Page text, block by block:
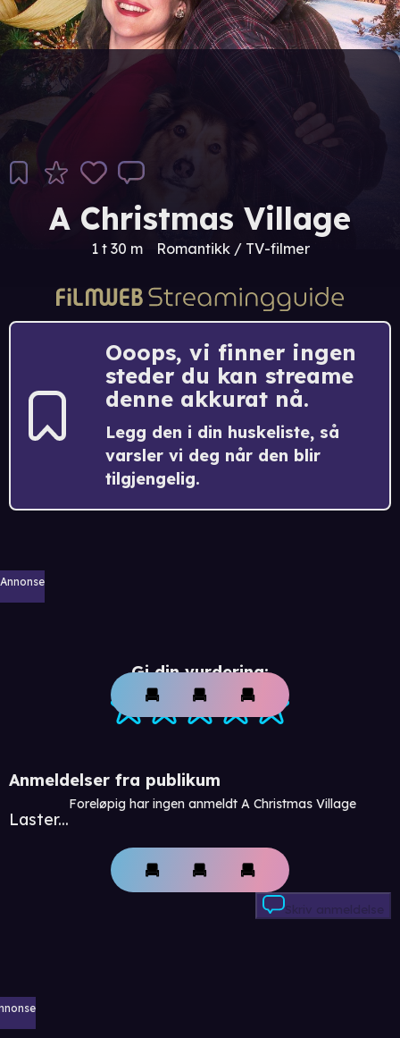
A Christmas Village
1 t 30 m Romantikk / TV-filmer
Ooops, vi finner ingen
steder du kan streame
denne akkurat nå.
Legg den i din huskeliste, så
varsler vi deg når den blir
tilgjengelig.
Annonse
Gi din vurdering:
Anmeldelser fra publikum
Laster...
Foreløpig har ingen anmeldt A Christmas Village
Skriv anmeldelse